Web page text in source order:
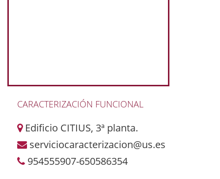
CARACTERIZACIÓN FUNCIONAL
Edificio CITIUS, 3ª planta.
serviciocaracterizacion@us.es
954555907-650586354